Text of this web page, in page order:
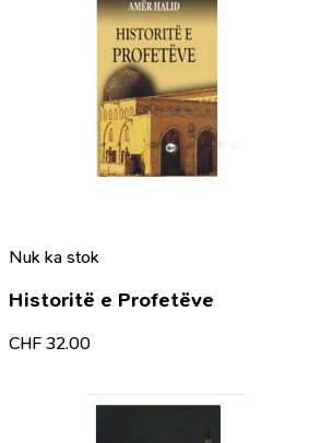
Nuk ka stok
Historitë e Profetëve
CHF 32.00